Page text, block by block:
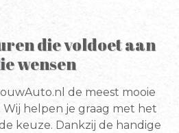
die voldoet aan
wensen
de meest mooie
helpen je graag met het
keuze. Dankzij de handige